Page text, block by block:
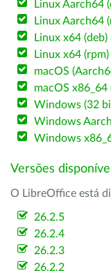
Linux Aarch64
Linux Aarch64
Linux x64 (deb)
Linux x64 (rpm)
macOS
macOS
Windows (32
Windows
Windows
Versões
O LibreOffice está
26.2.5
26.2.4
26.2.3
26.2.2